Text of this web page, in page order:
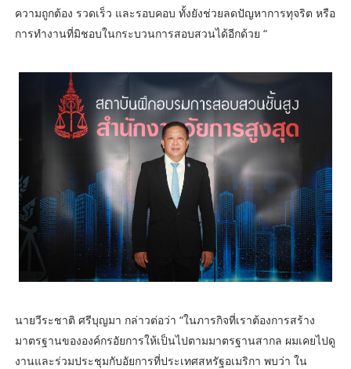
ความถูกต้อง รวดเร็ว และรอบคอบ ทั้งยังช่วยลดปัญหาการทุจริต หรือ
การทำงานที่มิชอบในกระบวนการสอบสวนได้อีกด้วย “
นายวีระชาติ ศรีบุญมา กล่าวต่อว่า “ในภารกิจที่เราต้องการสร้าง
มาตรฐานขององค์กรอัยการให้เป็นไปตามมาตรฐานสากล ผมเคยไปดู
งานและร่วมประชุมกับอัยการที่ประเทศสหรัฐอเมริกา พบว่า ใน